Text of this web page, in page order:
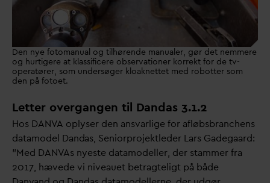
Den nye fotomanual og tilhørende manualer, gør det nemmere
og hurtigere at klassificere observationer korrekt for de tv-
operatører, som undersøger kloaknettet med robotter som
den på fotoet.
Letter overgangen til Dandas 3.1.2
Hos DANVA oplyser den ansvarlige for afløbsbranchens
datamodel Dandas, Seniorprojektleder Lars Gadegaard:
”Med DANVAs nyeste datamodeller, der stammer fra
2017, hævede vi niveauet betragteligt på både